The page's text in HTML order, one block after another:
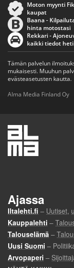
Moton myynti
kaupat
Baana -
hinta motostasi
Rekkari -
kaikki tiedot heti
Tämän palvelun
mukaisesti. Muuhun
evästeasetusten kautta.
Alma Media Finland Oy